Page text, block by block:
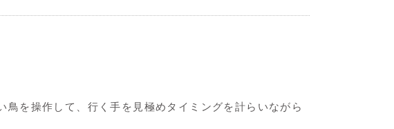
を操作して、行く手を見極めタイミングを計らいながら